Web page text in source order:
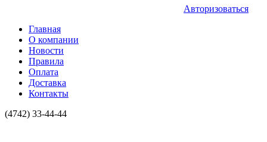
Авторизоваться
Главная
О компании
Новости
Правила
Оплата
Доставка
Контакты
(4742) 33-44-44